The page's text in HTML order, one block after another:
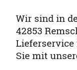
Wir sind in
42853
Lieferservice
Sie mit